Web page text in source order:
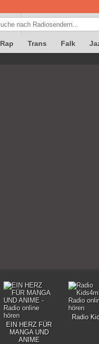
Rap Trans Falk
EIN HERZ FÜR
MANGA UND
ANIME
Radio